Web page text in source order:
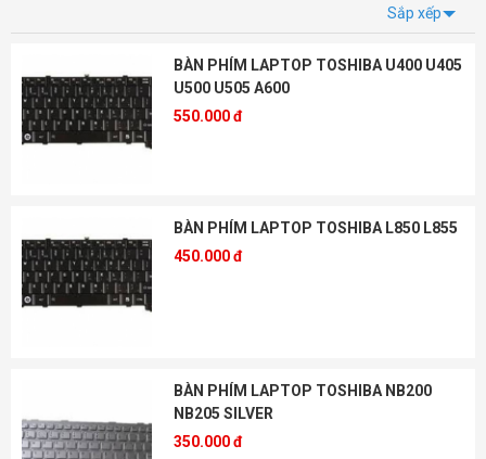
Sắp xếp
BÀN PHÍM LAPTOP TOSHIBA U400 U405
U500 U505 A600
550.000 đ
BÀN PHÍM LAPTOP TOSHIBA L850 L855
450.000 đ
BÀN PHÍM LAPTOP TOSHIBA NB200
NB205 SILVER
350.000 đ